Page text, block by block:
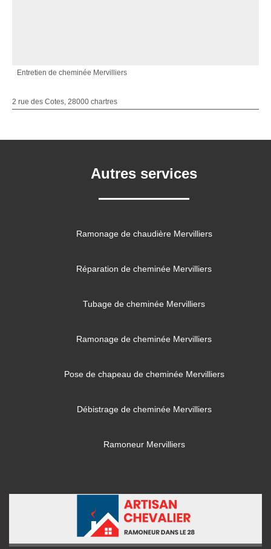
Entretien de cheminée Mervilliers
2 rue des Cotes, 28000 chartres
Autres services
Ramonage de chaudière Mervilliers
Réparation de cheminée Mervilliers
Tubage de cheminée Mervilliers
Ramonage de cheminée Mervilliers
Pose de chapeau de cheminée Mervilliers
Débistrage de cheminée Mervilliers
Ramoneur Mervilliers